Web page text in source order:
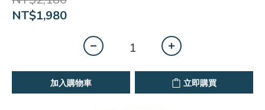
NT$1,980
加入購物車 立即購買